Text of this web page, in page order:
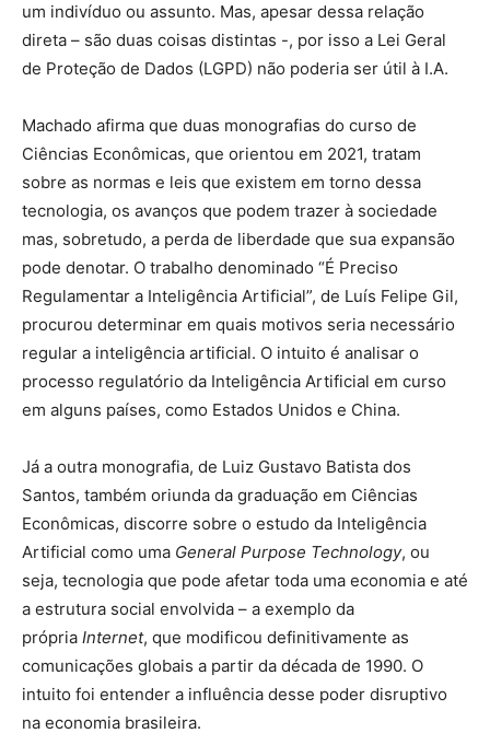
um indivíduo ou assunto. Mas, apesar dessa relação
direta – são duas coisas distintas -, por isso a Lei Geral
de Proteção de Dados (LGPD) não poderia ser útil à I.A.
Machado afirma que duas monografias do curso de
Ciências Econômicas, que orientou em 2021, tratam
sobre as normas e leis que existem em torno dessa
tecnologia, os avanços que podem trazer à sociedade
mas, sobretudo, a perda de liberdade que sua expansão
pode denotar. O trabalho denominado “É Preciso
Regulamentar a Inteligência Artificial”, de Luís Felipe Gil,
procurou determinar em quais motivos seria necessário
regular a inteligência artificial. O intuito é analisar o
processo regulatório da Inteligência Artificial em curso
em alguns países, como Estados Unidos e China.
Já a outra monografia, de Luiz Gustavo Batista dos
Santos, também oriunda da graduação em Ciências
Econômicas, discorre sobre o estudo da Inteligência
Artificial como uma General Purpose Technology, ou
seja, tecnologia que pode afetar toda uma economia e até
a estrutura social envolvida – a exemplo da
própria Internet, que modificou definitivamente as
comunicações globais a partir da década de 1990. O
intuito foi entender a influência desse poder disruptivo
na economia brasileira.